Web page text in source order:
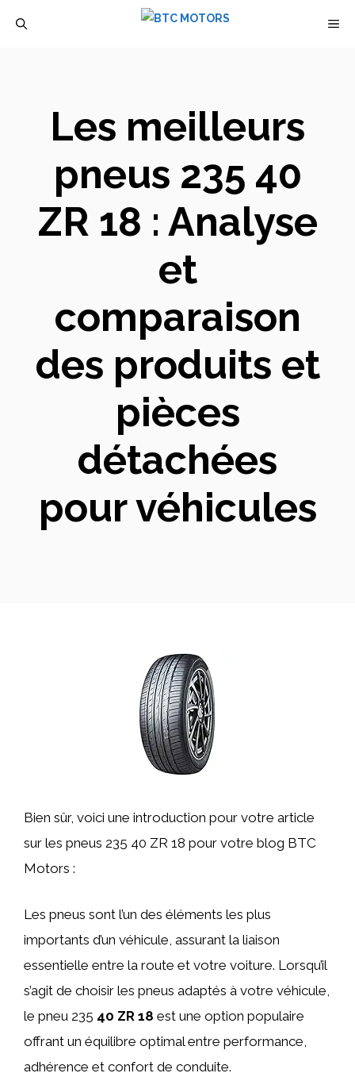
Les meilleurs
pneus 235 40
ZR 18 : Analyse
et
comparaison
des produits et
pièces
détachées
pour véhicules
Bien sûr, voici une introduction pour votre article
sur les pneus 235 40 ZR 18 pour votre blog BTC
Motors :
Les pneus sont l’un des éléments les plus
importants d’un véhicule, assurant la liaison
essentielle entre la route et votre voiture. Lorsqu’il
s’agit de choisir les pneus adaptés à votre véhicule,
le pneu 235 40 ZR 18 est une option populaire
offrant un équilibre optimal entre performance,
adhérence et confort de conduite.